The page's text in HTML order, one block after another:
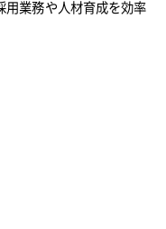
用業務や人材育成を効率